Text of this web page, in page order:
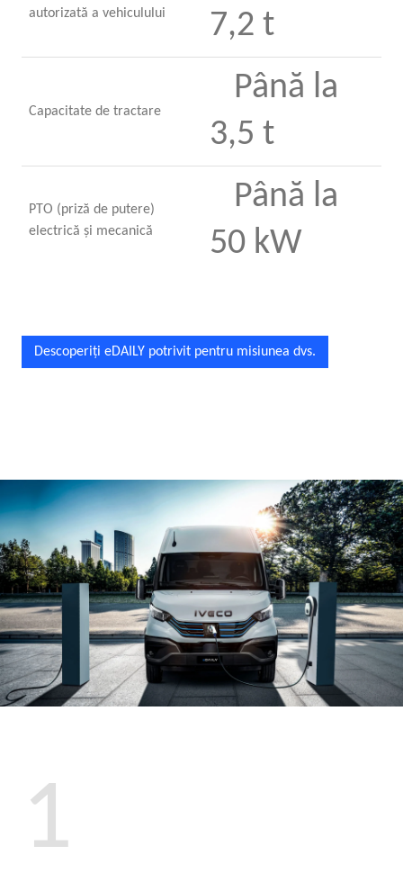
autorizată a vehiculului
7,2 t
Capacitate de tractare
Până la
3,5 t
PTO (priză de putere)
electrică şi mecanică
Până la
50 kW
Descoperiţi eDAILY potrivit pentru misiunea dvs.
1